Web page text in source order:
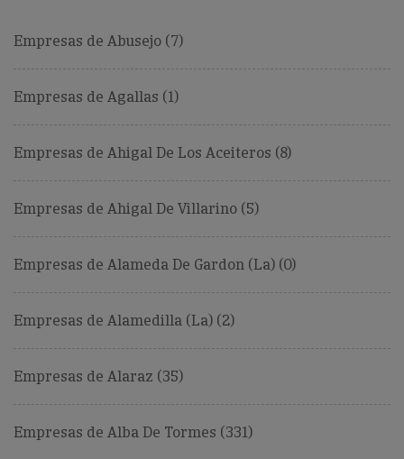
Empresas de Abusejo (7)
Empresas de Agallas (1)
Empresas de Ahigal De Los Aceiteros (8)
Empresas de Ahigal De Villarino (5)
Empresas de Alameda De Gardon (La) (0)
Empresas de Alamedilla (La) (2)
Empresas de Alaraz (35)
Empresas de Alba De Tormes (331)